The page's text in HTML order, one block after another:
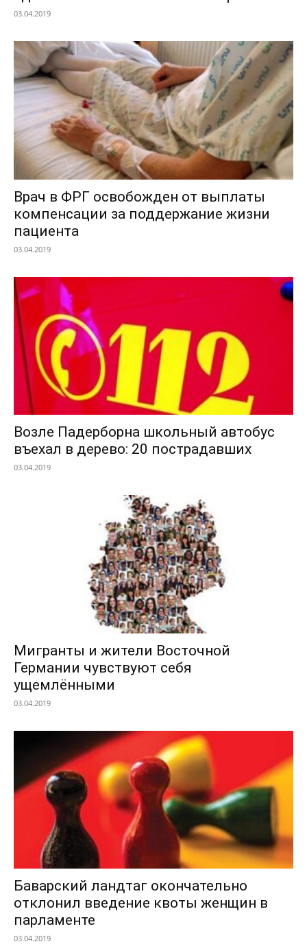
03.04.2019
Врач в ФРГ освобожден от выплаты
компенсации за поддержание жизни
пациента
03.04.2019
Возле Падерборна школьный автобус
въехал в дерево: 20 пострадавших
03.04.2019
Мигранты и жители Восточной
Германии чувствуют себя
ущемлёнными
03.04.2019
Баварский ландтаг окончательно
отклонил введение квоты женщин в
парламенте
03.04.2019